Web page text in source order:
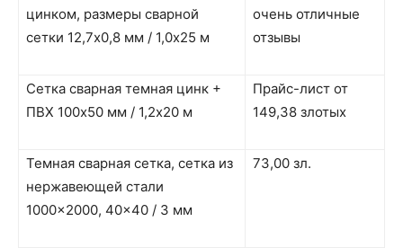
цинком, размеры сварной
сетки 12,7х0,8 мм / 1,0х25 м
очень отличные
отзывы
Сетка сварная темная цинк +
ПВХ 100х50 мм / 1,2х20 м
Прайс-лист от
149,38 злотых
Темная сварная сетка, сетка из
нержавеющей стали
1000×2000, 40×40 / 3 мм
73,00 зл.